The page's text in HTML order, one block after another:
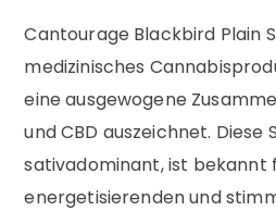
Cantourage Blackbird Plain
medizinisches
eine ausgewogene
und CBD auszeichnet. Diese
sativadominant, ist bekannt
energetisierenden und